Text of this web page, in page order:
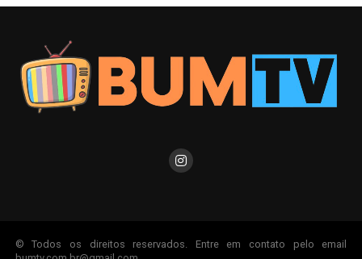
© Todos os direitos reservados. Entre em contato pelo email